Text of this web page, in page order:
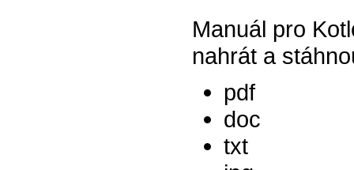
Manuál pro
nahrát a
pdf
doc
txt